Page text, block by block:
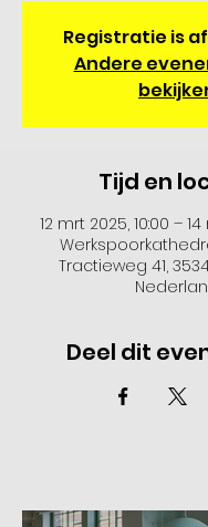
Registratie is
Andere
Tijd en
12 mrt 2025, 10:00 –
Tractieweg 41,
Deel dit